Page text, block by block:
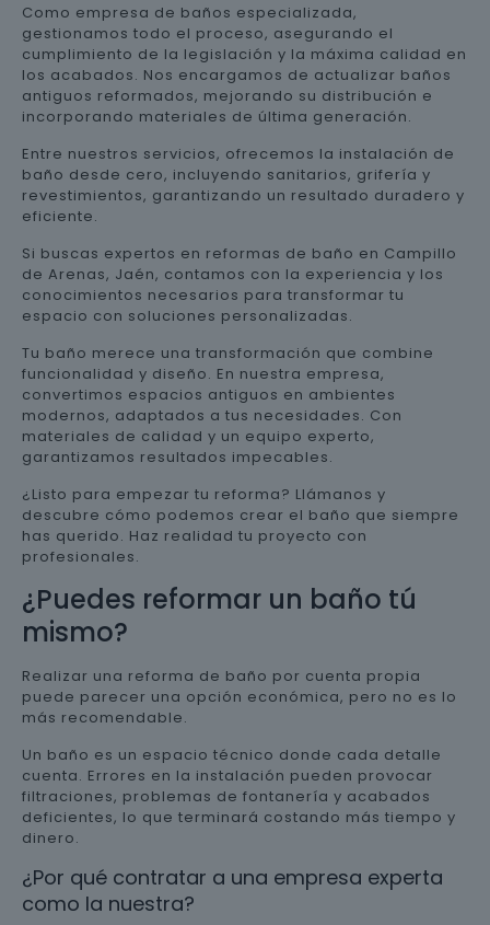
Como empresa de baños especializada,
gestionamos todo el proceso, asegurando el
cumplimiento de la legislación y la máxima calidad en
los acabados. Nos encargamos de actualizar baños
antiguos reformados, mejorando su distribución e
incorporando materiales de última generación.
Entre nuestros servicios, ofrecemos la instalación de
baño desde cero, incluyendo sanitarios, grifería y
revestimientos, garantizando un resultado duradero y
eficiente.
Si buscas expertos en reformas de baño en Campillo
de Arenas, Jaén, contamos con la experiencia y los
conocimientos necesarios para transformar tu
espacio con soluciones personalizadas.
Tu baño merece una transformación que combine
funcionalidad y diseño. En nuestra empresa,
convertimos espacios antiguos en ambientes
modernos, adaptados a tus necesidades. Con
materiales de calidad y un equipo experto,
garantizamos resultados impecables.
¿Listo para empezar tu reforma? Llámanos y
descubre cómo podemos crear el baño que siempre
has querido. Haz realidad tu proyecto con
profesionales.
¿Puedes reformar un baño tú
mismo?
Realizar una reforma de baño por cuenta propia
puede parecer una opción económica, pero no es lo
más recomendable.
Un baño es un espacio técnico donde cada detalle
cuenta. Errores en la instalación pueden provocar
filtraciones, problemas de fontanería y acabados
deficientes, lo que terminará costando más tiempo y
dinero.
¿Por qué contratar a una empresa experta
como la nuestra?